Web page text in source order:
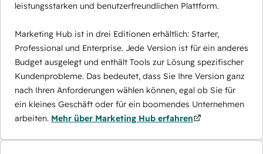
leistungsstarken und benutzerfreundlichen Plattform.
Marketing Hub ist in drei Editionen erhältlich: Starter,
Professional und Enterprise. Jede Version ist für ein anderes
Budget ausgelegt und enthält Tools zur Lösung spezifischer
Kundenprobleme. Das bedeutet, dass Sie Ihre Version ganz
nach Ihren Anforderungen wählen können, egal ob Sie für
ein kleines Geschäft oder für ein boomendes Unternehmen
arbeiten. Mehr über Marketing Hub erfahren